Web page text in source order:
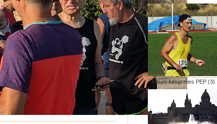
Àlbum fotografies PEP (3)